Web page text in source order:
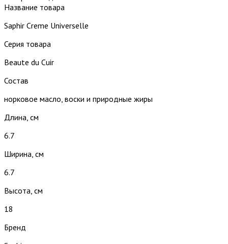
Название товара
Saphir Creme Universelle
Серия товара
Beaute du Cuir
Состав
норковое масло, воски и природные жиры
Длина, см
6.7
Ширина, см
6.7
Высота, см
18
Бренд